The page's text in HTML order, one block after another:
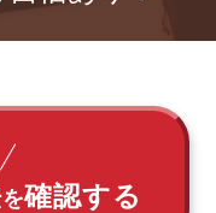
を確認する